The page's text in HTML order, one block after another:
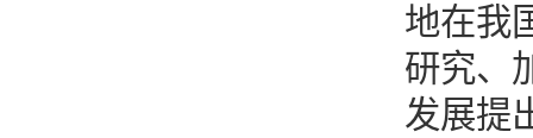
地在我
研究、
发展提